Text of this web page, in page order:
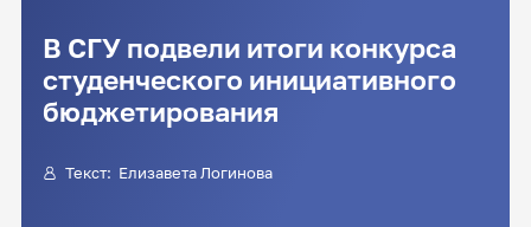
В СГУ подвели итоги конкурса
студенческого инициативного
бюджетирования
Текст: Елизавета Логинова